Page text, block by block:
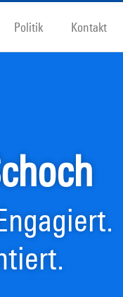
Politik Kontakt